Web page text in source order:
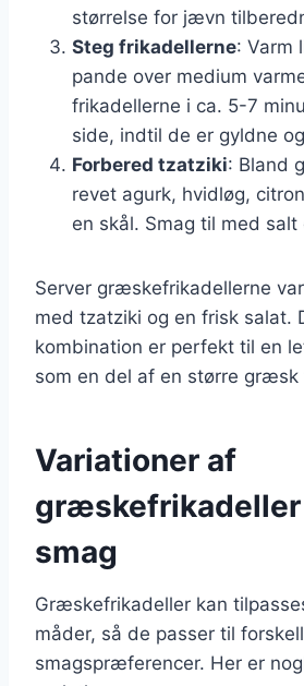
størrelse for jævn
Steg frikadellerne: Varm
pande over medium
frikadellerne i ca. 5-7
side, indtil de er gyldne
Forbered tzatziki: Bland
revet agurk, hvidløg,
en skål. Smag til med salt
Server græskefrikadellerne
med tzatziki og en frisk salat.
kombination er perfekt til en
som en del af en større
Variationer af
smag
Græskefrikadeller kan
måder, så de passer til
smagspræferencer. Her er